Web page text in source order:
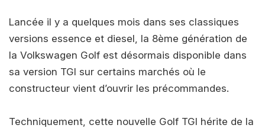
Lancée il y a quelques mois dans ses classiques
versions essence et diesel, la 8ème génération de
la Volkswagen Golf est désormais disponible dans
sa version TGI sur certains marchés où le
constructeur vient d’ouvrir les précommandes.
Techniquement, cette nouvelle Golf TGI hérite de la